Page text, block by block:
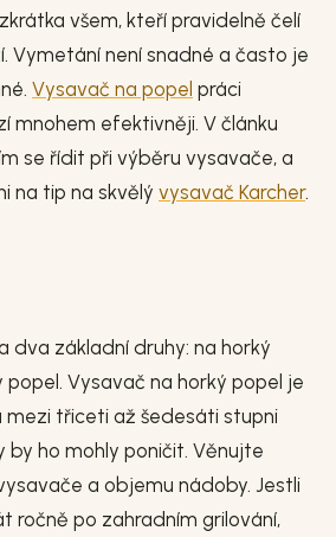
všem, kteří pravidelně čelí
Vymetání není snadné a často je
Vysavač na popel práci
mnohem efektivněji. V článku
se řídit při výběru vysavače, a
na tip na skvělý vysavač Karcher.
dva základní druhy: na horký
Vysavač na horký popel je
třiceti až šedesáti stupni
by ho mohly poničit. Věnujte
a objemu nádoby. Jestli
ročně po zahradním grilování,